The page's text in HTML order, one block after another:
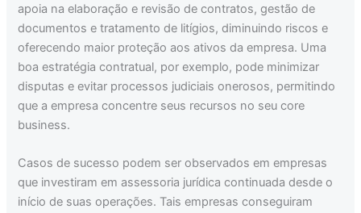
apoia na elaboração e revisão de contratos, gestão de
documentos e tratamento de litígios, diminuindo riscos e
oferecendo maior proteção aos ativos da empresa. Uma
boa estratégia contratual, por exemplo, pode minimizar
disputas e evitar processos judiciais onerosos, permitindo
que a empresa concentre seus recursos no seu core
business.
Casos de sucesso podem ser observados em empresas
que investiram em assessoria jurídica continuada desde o
início de suas operações. Tais empresas conseguiram